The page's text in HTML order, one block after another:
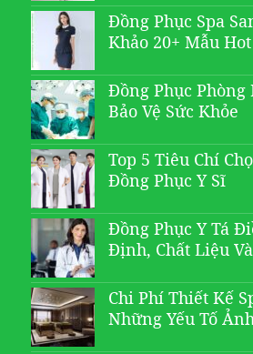
Đồng Phục Spa
Khảo 20+ Mẫu
Đồng Phục Phòng
Bảo Vệ Sức Khỏe
Top 5 Tiêu Chí
Đồng Phục Y Sĩ
Đồng Phục Y Tá
Định, Chất Liệu
Chi Phí Thiết Kế
Những Yếu Tố